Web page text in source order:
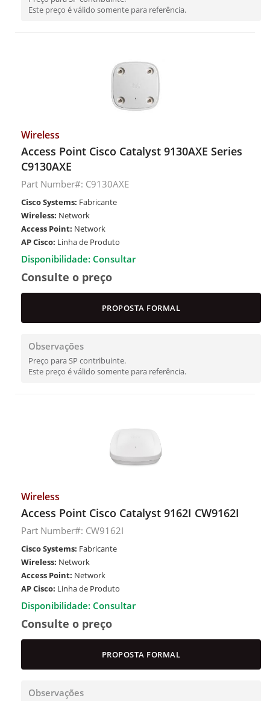
Este preço é válido somente para referência.
Wireless
Access Point Cisco Catalyst 9130AXE Series
C9130AXE
Part Number#: C9130AXE
Cisco Systems: Fabricante
Wireless: Network
Access Point: Network
AP Cisco: Linha de Produto
Disponibilidade: Consultar
Consulte o preço
PROPOSTA FORMAL
Observações
Preço para SP contribuinte.
Este preço é válido somente para referência.
Wireless
Access Point Cisco Catalyst 9162I CW9162I
Part Number#: CW9162I
Cisco Systems: Fabricante
Wireless: Network
Access Point: Network
AP Cisco: Linha de Produto
Disponibilidade: Consultar
Consulte o preço
PROPOSTA FORMAL
Observações